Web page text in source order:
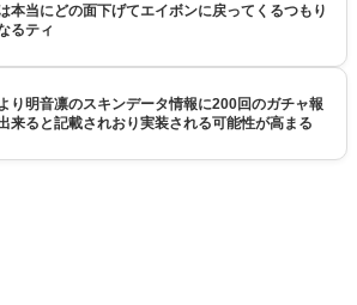
本当にどの面下げてエイボンに戻ってくるつもり
るティ
り明音凛のスキンデータ情報に200回のガチャ報
来ると記載されおり実装される可能性が高まる